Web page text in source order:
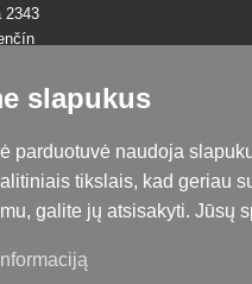
2343
295
s.r.o.
Slovakija
slapukus
parduotuvė naudoja
tikslais, kad geriau
galite jų atsisakyti. Jūsų